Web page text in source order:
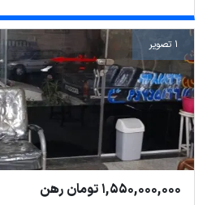
1 تصویر
1,550,000,000 تومان رهن